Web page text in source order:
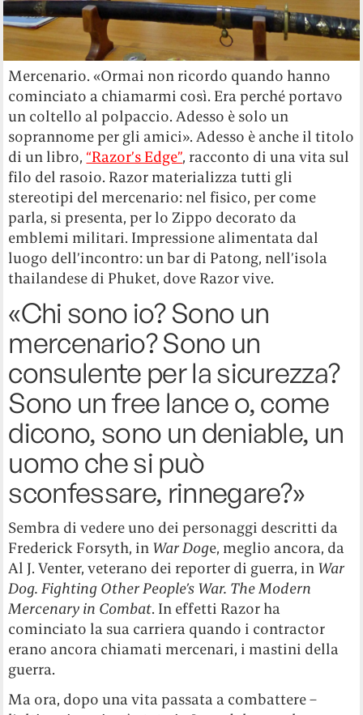
Mercenario. «Ormai non ricordo quando hanno
cominciato a chiamarmi così. Era perché portavo
un coltello al polpaccio. Adesso è solo un
soprannome per gli amici». Adesso è anche il titolo
di un libro, “Razor’s Edge”, racconto di una vita sul
filo del rasoio. Razor materializza tutti gli
stereotipi del mercenario: nel fisico, per come
parla, si presenta, per lo Zippo decorato da
emblemi militari. Impressione alimentata dal
luogo dell’incontro: un bar di Patong, nell’isola
thailandese di Phuket, dove Razor vive.
«Chi sono io? Sono un
mercenario? Sono un
consulente per la sicurezza?
Sono un free lance o, come
dicono, sono un deniable, un
uomo che si può
sconfessare, rinnegare?»
Sembra di vedere uno dei personaggi descritti da
Frederick Forsyth, in War Doge, meglio ancora, da
Al J. Venter, veterano dei reporter di guerra, in War
Dog. Fighting Other People’s War. The Modern
Mercenary in Combat. In effetti Razor ha
cominciato la sua carriera quando i contractor
erano ancora chiamati mercenari, i mastini della
guerra.
Ma ora, dopo una vita passata a combattere –